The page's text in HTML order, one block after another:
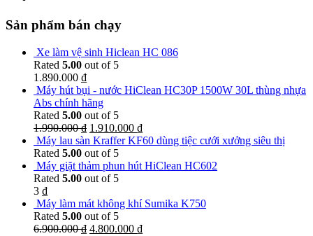
Sản phẩm bán chạy
Xe làm vệ sinh Hiclean HC 086
Rated 5.00 out of 5
1.890.000 ₫
Máy hút bụi - nước HiClean HC30P 1500W 30L thùng nhựa
Abs chính hãng
Rated 5.00 out of 5
1.990.000₫ 1.910.000 ₫
Máy lau sàn Kraffer KF60 dùng tiệc cưới xưởng siêu thị
Rated 5.00 out of 5
Máy giặt thảm phun hút HiClean HC602
Rated 5.00 out of 5
3 ₫
Máy làm mát không khí Sumika K750
Rated 5.00 out of 5
6.900.000₫ 4.800.000 ₫